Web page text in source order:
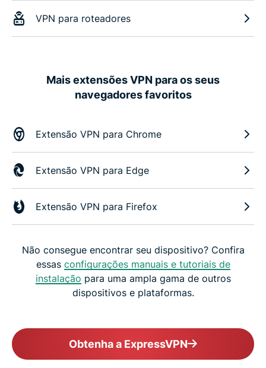
VPN para roteadores
Mais extensões VPN para os seus
navegadores favoritos
Extensão VPN para Chrome
Extensão VPN para Edge
Extensão VPN para Firefox
Não consegue encontrar seu dispositivo? Confira
essas configurações manuais e tutoriais de
instalação para uma ampla gama de outros
dispositivos e plataformas.
Obtenha a ExpressVPN